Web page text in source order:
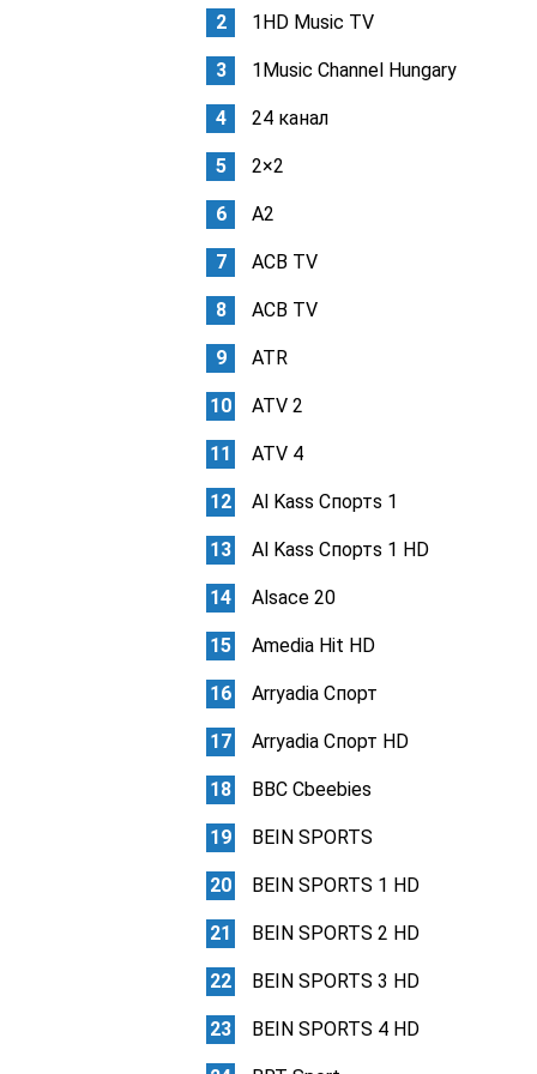
1HD Music TV
1Music Channel Hungary
24 канал
2×2
A2
ACB TV
ACB TV
ATR
ATV 2
ATV 4
Al Kass Спортs 1
Al Kass Спортs 1 HD
Alsace 20
Amedia Hit HD
Arryadia Спорт
Arryadia Спорт HD
BBC Cbeebies
BEIN SPORTS
BEIN SPORTS 1 HD
BEIN SPORTS 2 HD
BEIN SPORTS 3 HD
BEIN SPORTS 4 HD